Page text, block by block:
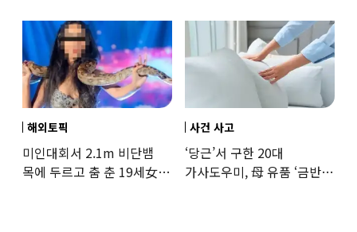
해외토픽
미인대회서 2.1m 비단뱀
목에 두르고 춤 춘 19세女
사건 사고
‘당근’서 구한 20대
가사도우미, 母 유품 ‘금반지